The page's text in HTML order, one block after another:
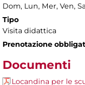
Dom, Lun, Mer, Ven,
Tipo
Visita didattica
Prenotazione
Documenti
Locandina per le